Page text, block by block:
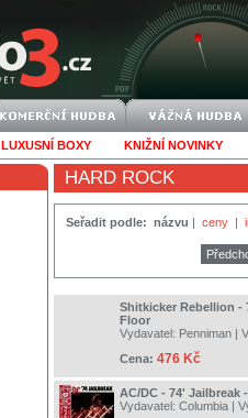
LUXUSNÍ BOXY KNIŽNÍ NOVINKY
HARD ROCK
Seřadit podle: názvu | ceny |
Shitkicker Rebellion -
Floor
Vydavatel: Penniman |
Cena: 476 Kč
AC/DC - 74' Jailbreak
Vydavatel: Columbia |